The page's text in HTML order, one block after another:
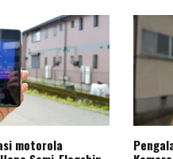
motorola